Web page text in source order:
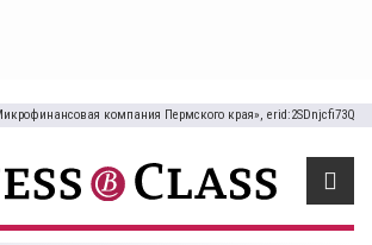
компания Пермского края», erid:2SDnjcfi73Q